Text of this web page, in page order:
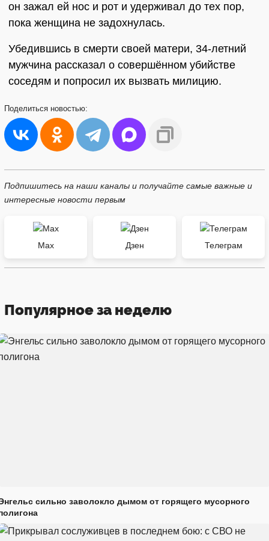
он зажал ей нос и рот и удерживал до тех пор,
пока женщина не задохнулась.
Убедившись в смерти своей матери, 34-летний
мужчина рассказал о совершённом убийстве
соседям и попросил их вызвать милицию.
Поделиться новостью:
Подпишитесь на наши каналы и получайте самые важные и
интересные новости первым
Max Дзен Телеграм
Популярное за неделю
сильно заволокло дымом от горящего мусорного